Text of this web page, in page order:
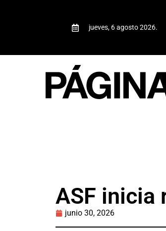
jueves, 6 agosto 2026.
ASF inicia
junio 30, 2026